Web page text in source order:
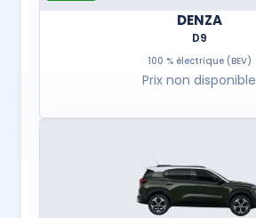
DENZA
D9
100 % électrique (BEV)
Prix non disponible